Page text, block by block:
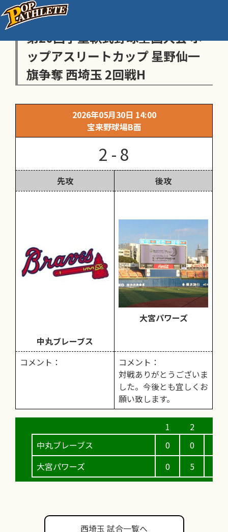
センス・トラストトーナメント
第20回学童軟式野球全国大会 ポ
ップアスリートカップ 星野仙一
旗争奪 西埼玉 2回戦H
2026年05月30日 14:00
宝来野球場B面
2 - 8
先攻 後攻
中丸ブレーブス
大宮パワーズ
コメント：
コメント：
対戦ありがとうございま
した。今後とも宜しくお
願い致します。
中丸ブレーブス
大宮パワーズ
0
0
0
5
西埼玉 試合一覧へ